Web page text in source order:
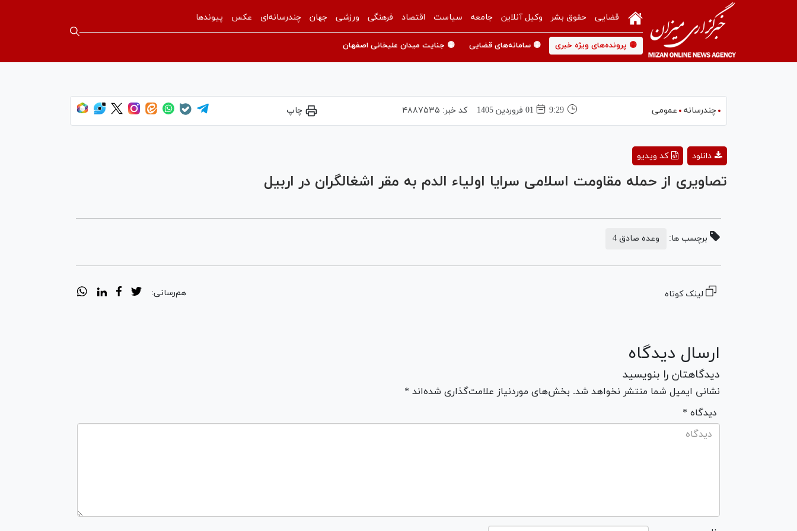
قضایی حقوق بشر وکیل آنلاین جامعه سیاست اقتصاد فرهنگی ورزشی جهان چندرسانه‌ای عکس پیوندها
🟡 پرونده‌های ویژه خبری 🟡 سامانه‌های قضایی 🟡 جنایت میدان علیخانی اصفهان
چندرسانه عمومی 9:29 01 فروردين 1405 کد خبر: ۴۸۸۷۵۳۵ چاپ
Video
کد ویدیو دانلود
تصاویری از حمله مقاومت اسلامی سرایا اولیاء الدم به مقر اشغالگران در اربیل
برچسب ها: وعده صادق 4
لینک کوتاه هم‌رسانی:
ارسال دیدگاه
دیدگاهتان را بنویسید
نشانی ایمیل شما منتشر نخواهد شد. بخش‌های موردنیاز علامت‌گذاری شده‌اند *
* دیدگاه